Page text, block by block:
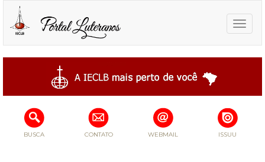
Toggle
BUSCA CONTATO WEBMAIL ISSUU